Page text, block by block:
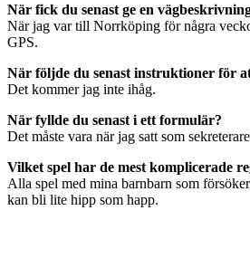
När fick du senast ge en
När jag var till Norrköping för några
GPS.
När följde du senast instruktioner för
Det kommer jag inte ihåg.
När fyllde du senast i ett formulär?
Det måste vara när jag satt som
Vilket spel har de mest komplicerade
Alla spel med mina barnbarn som
kan bli lite hipp som happ.